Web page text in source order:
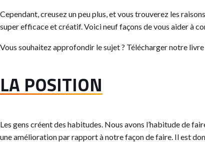
Cependant, creusez un peu plus, et vous trouverez les
super efficace et créatif. Voici neuf façons de vous aider à
Vous souhaitez approfondir le sujet ? Télécharger notre
LA POSITION
Les gens créent des habitudes. Nous avons l’habitude de
une amélioration par rapport à notre façon de faire. Il est